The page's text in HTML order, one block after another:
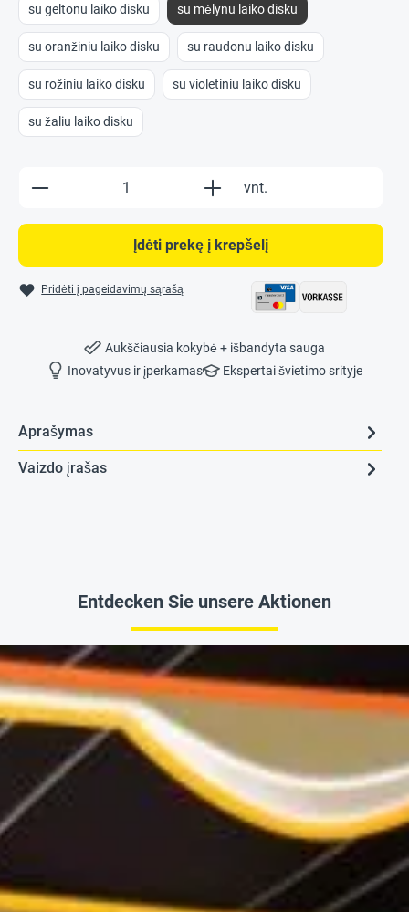
su geltonu laiko disku su mėlynu laiko disku
su oranžiniu laiko disku su raudonu laiko disku
su rožiniu laiko disku su violetiniu laiko disku
su žaliu laiko disku
Product Quantity: Enter the desired
vnt.
Įdėti prekę į krepšelį
Pridėti į pageidavimų sąrašą
Aukščiausia kokybė + išbandyta sauga
Inovatyvus ir įperkamas
Ekspertai švietimo srityje
Aprašymas
Vaizdo įrašas
Entdecken Sie unsere Aktionen